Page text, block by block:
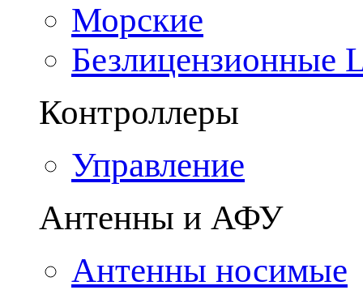
Морские
Безлицензионные
Контроллеры
Управление
Антенны и АФУ
Антенны носимые